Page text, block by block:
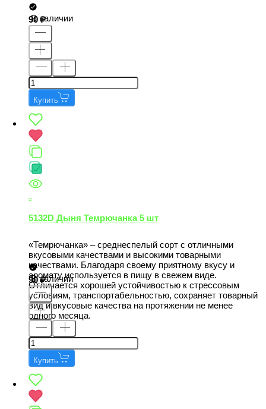
В наличии
90
Купить
5132D Дыня Темрючанка 5 шт
«Темрючанка» – среднеспелый сорт с отличными
вкусовыми качествами и высокими товарными
качествами. Благодаря своему приятному вкусу и
аромату используется в пищу в свежем виде.
Отличается хорошей устойчивостью к стрессовым
условиям, транспортабельностью, сохраняет товарный
вид и вкусовые качества на протяжении не менее
одного месяца.
В наличии
90
Купить